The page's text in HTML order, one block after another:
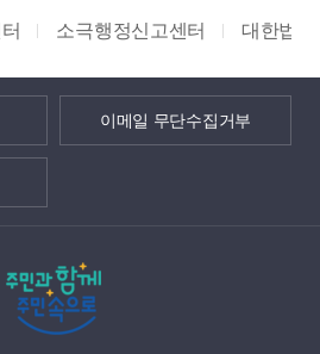
소극행정신고센터 대한법률구
이메일 무단수집거부